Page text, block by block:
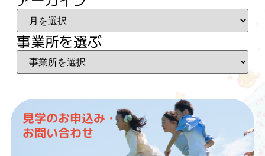
事業所を選ぶ
見学のお申込み・
お問い合わせ